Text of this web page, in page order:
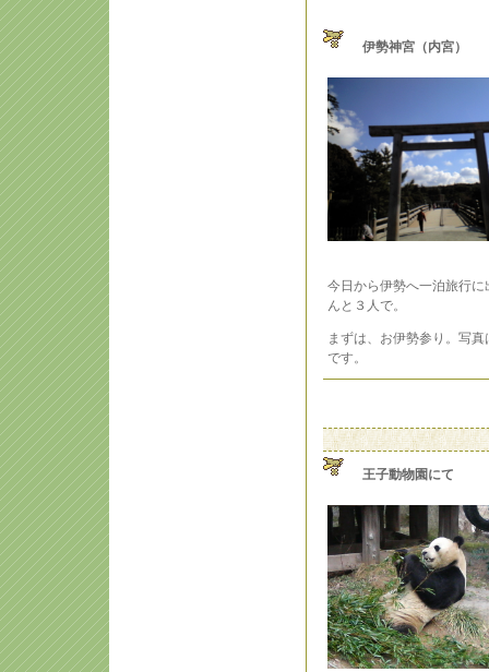
伊勢神宮（内宮）
今日から伊勢へ一泊旅行
んと３人で。
まずは、お伊勢参り。写
です。
王子動物園にて